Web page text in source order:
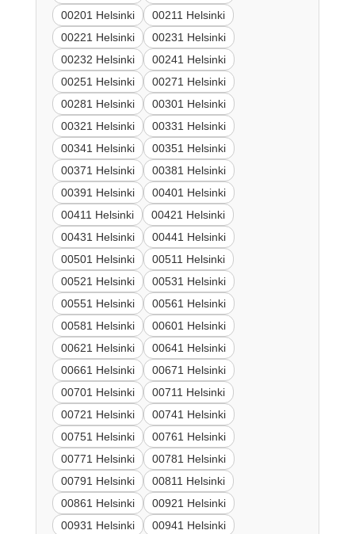
00201 Helsinki
00211 Helsinki
00221 Helsinki
00231 Helsinki
00232 Helsinki
00241 Helsinki
00251 Helsinki
00271 Helsinki
00281 Helsinki
00301 Helsinki
00321 Helsinki
00331 Helsinki
00341 Helsinki
00351 Helsinki
00371 Helsinki
00381 Helsinki
00391 Helsinki
00401 Helsinki
00411 Helsinki
00421 Helsinki
00431 Helsinki
00441 Helsinki
00501 Helsinki
00511 Helsinki
00521 Helsinki
00531 Helsinki
00551 Helsinki
00561 Helsinki
00581 Helsinki
00601 Helsinki
00621 Helsinki
00641 Helsinki
00661 Helsinki
00671 Helsinki
00701 Helsinki
00711 Helsinki
00721 Helsinki
00741 Helsinki
00751 Helsinki
00761 Helsinki
00771 Helsinki
00781 Helsinki
00791 Helsinki
00811 Helsinki
00861 Helsinki
00921 Helsinki
00931 Helsinki
00941 Helsinki